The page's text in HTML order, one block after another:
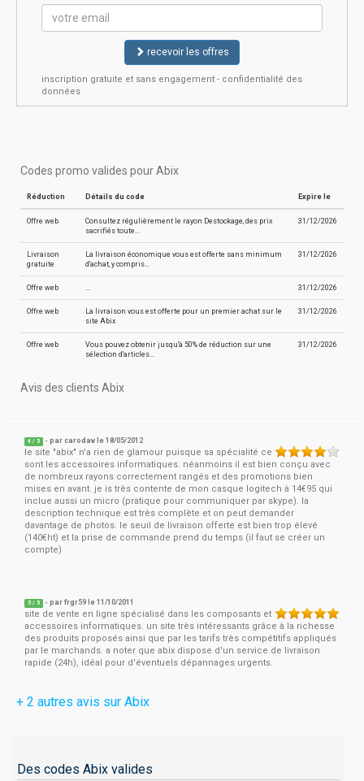
recevoir les offres
inscription gratuite et sans engagement - confidentialité des
données
Codes promo valides pour Abix
Réduction Détails du code Expire le
Offre web
Consultez régulièrement le rayon Destockage, des prix
sacrifiés toute…
31/12/2026
Livraison
gratuite
La livraison économique vous est offerte sans minimum
d'achat, y compris…
31/12/2026
Offre web … 31/12/2026
Offre web
La livraison vous est offerte pour un premier achat sur le
site Abix
31/12/2026
Offre web
Vous pouvez obtenir jusqu'à 50% de réduction sur une
sélection d'articles…
31/12/2026
Avis des clients Abix
4 / 5 - parcarodav le 18/05/2012
le site "abix" n'a rien de glamour puisque sa spécialité ce
sont les accessoires informatiques. néanmoins il est bien conçu avec
de nombreux rayons correctement rangés et des promotions bien
mises en avant. je is très contente de mon casque logitech à 14€95 qui
inclue aussi un micro (pratique pour communiquer par skype). la
description technique est très complète et on peut demander
davantage de photos. le seuil de livraison offerte est bien trop élevé
(140€ht) et la prise de commande prend du temps (il faut se créer un
compte)
5 / 5 - parfrgr59 le 11/10/2011
site de vente en ligne spécialisé dans les composants et
accessoires informatiques. un site très intéressants grâce à la richesse
des produits proposés ainsi que par les tarifs très compétitifs appliqués
par le marchands. a noter que abix dispose d'un service de livraison
rapide (24h), idéal pour d'éventuels dépannages urgents.
+ 2 autres avis sur Abix
Des codes Abix valides